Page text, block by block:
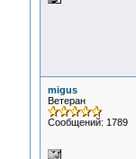
migus
Ветеран
Сообщений: 1789